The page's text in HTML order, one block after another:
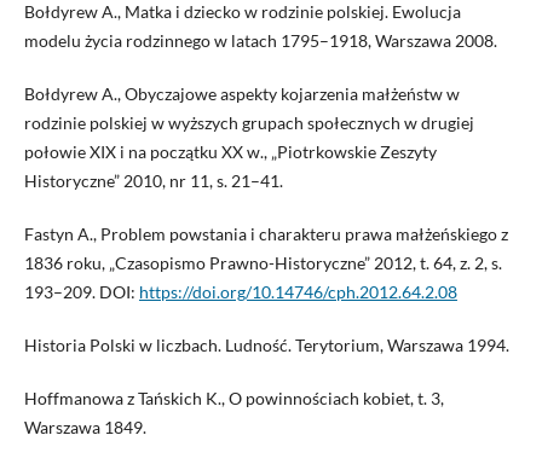
Bołdyrew A., Matka i dziecko w rodzinie polskiej. Ewolucja
modelu życia rodzinnego w latach 1795–1918, Warszawa 2008.
Bołdyrew A., Obyczajowe aspekty kojarzenia małżeństw w
rodzinie polskiej w wyższych grupach społecznych w drugiej
połowie XIX i na początku XX w., „Piotrkowskie Zeszyty
Historyczne” 2010, nr 11, s. 21–41.
Fastyn A., Problem powstania i charakteru prawa małżeńskiego z
1836 roku, „Czasopismo Prawno-Historyczne” 2012, t. 64, z. 2, s.
193–209. DOI: https://doi.org/10.14746/cph.2012.64.2.08
Historia Polski w liczbach. Ludność. Terytorium, Warszawa 1994.
Hoffmanowa z Tańskich K., O powinnościach kobiet, t. 3,
Warszawa 1849.